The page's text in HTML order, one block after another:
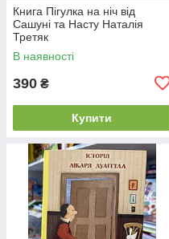
Книга Пігулка на ніч від
Сашуні та Насту Наталія
Третяк
В наявності
390 ₴
Купити